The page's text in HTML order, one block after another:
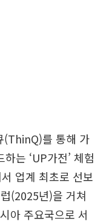
(ThinQ)를 통해 가
는 ‘UP가전’ 체험
업계 최초로 선보
(2025년)을 거쳐
아 주요국으로 서